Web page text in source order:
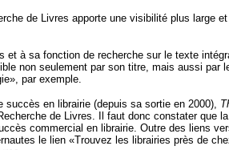
de Livres apporte une visibilité plus large
et à sa fonction de recherche sur le texte
non seulement par son titre, mais aussi par
par exemple.
en librairie (depuis sa sortie en 2000),
de Livres. Il faut donc constater que
commercial en librairie. Outre des liens
le lien «Trouvez les librairies près de